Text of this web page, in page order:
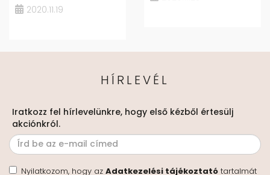
2020.11.19
HÍRLEVÉL
Iratkozz fel hírlevelünkre, hogy első kézből értesülj
akciónkról.
Nyilatkozom, hogy az Adatkezelési tájékoztató tartalmát